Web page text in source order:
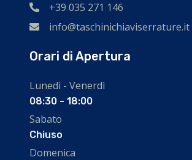
+39 035 271 146
info@taschinichiaviserrature.it
Orari di Apertura
Lunedì - Venerdì
08:30 - 18:00
Sabato
Chiuso
Domenica